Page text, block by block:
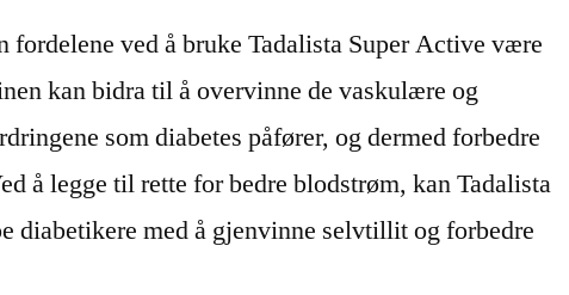
fordelene ved å bruke Tadalista Super Active være
kan bidra til å overvinne de vaskulære og
som diabetes påfører, og dermed forbedre
å legge til rette for bedre blodstrøm, kan Tadalista
diabetikere med å gjenvinne selvtillit og forbedre